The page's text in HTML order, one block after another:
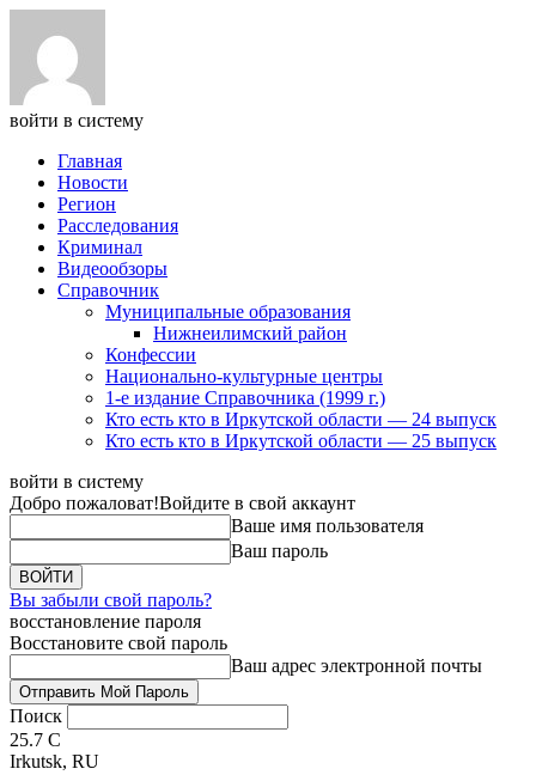
войти в систему
Главная
Новости
Регион
Расследования
Криминал
Видеообзоры
Справочник
Муниципальные образования
Нижнеилимский район
Конфессии
Национально-культурные центры
1-е издание Справочника (1999 г.)
Кто есть кто в Иркутской области — 24 выпуск
Кто есть кто в Иркутской области — 25 выпуск
войти в систему
Добро пожаловат!Войдите в свой аккаунт
Ваше имя пользователя
Ваш пароль
Вы забыли свой пароль?
восстановление пароля
Восстановите свой пароль
Ваш адрес электронной почты
Поиск
25.7 C
Irkutsk, RU